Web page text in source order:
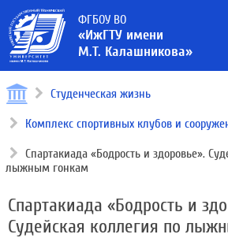
ФГБОУ ВО
«ИжГТУ имени
М.Т. Калашникова»
Студенческая жизнь
Комплекс спортивных клубов и
Спартакиада «Бодрость и здоровье».
лыжным гонкам
Спартакиада «Бодрость и
Судейская коллегия по